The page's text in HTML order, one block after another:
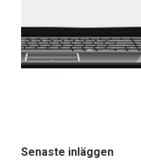
Senaste inläggen